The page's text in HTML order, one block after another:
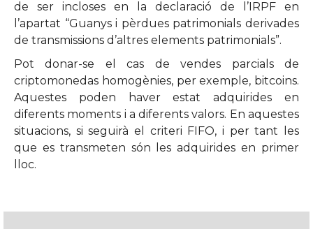
de ser incloses en la declaració de l’IRPF en
l’apartat “Guanys i pèrdues patrimonials derivades
de transmissions d’altres elements patrimonials”.
Pot donar-se el cas de vendes parcials de
criptomonedas homogènies, per exemple, bitcoins.
Aquestes poden haver estat adquirides en
diferents moments i a diferents valors. En aquestes
situacions, si seguirà el criteri FIFO, i per tant les
que es transmeten són les adquirides en primer
lloc.